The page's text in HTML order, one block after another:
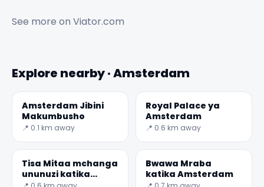
See more on Viator.com
Explore nearby · Amsterdam
Amsterdam Jibini
Makumbusho
📍 0.1 km away
Royal Palace ya
Amsterdam
📍 0.6 km away
Tisa Mitaa mchanga
ununuzi katika
Bwawa Mraba
katika Amsterdam